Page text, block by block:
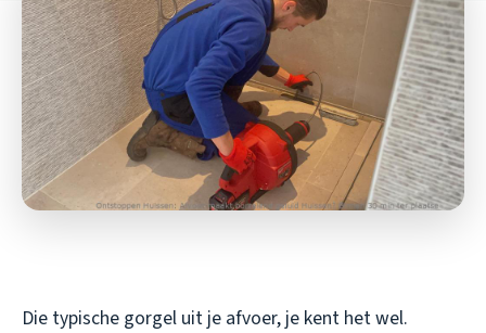
Die typische gorgel uit je afvoer, je kent het wel.